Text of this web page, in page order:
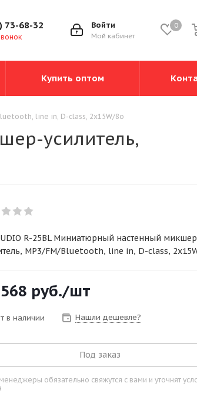
0
Войти
Мой кабинет
73-68-32
Купить оптом
line in, D-class, 2х15W/8o
усилитель,
R-25BL Миниатюрный настенный
MP3/FM/Bluetooth, line in, D-class,
руб./шт
в наличии Нашли дешевле?
Под заказ
обязательно свяжутся с вами и уточнят